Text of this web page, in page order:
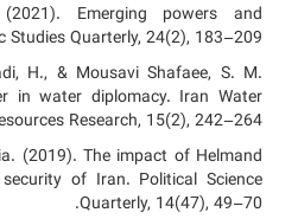
(2021). Emerging powers and
Studies Quarterly, 24(2), 183–209.
H., & Mousavi Shafaee, S. M.
in water diplomacy. Iran Water
Research, 15(2), 242–264.
(2019). The impact of Helmand
of Iran. Political Science
Quarterly, 14(47), 49–70.